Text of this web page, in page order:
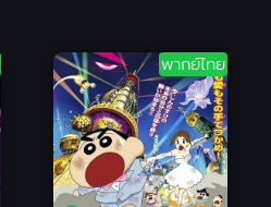
พากย์ไทยที่นี่ พากย์ไทย